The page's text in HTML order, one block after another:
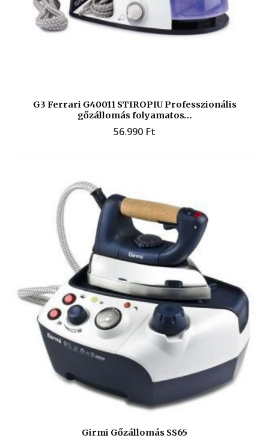
G3 Ferrari G40011 STIROPIU Professzionális
gőzállomás folyamatos…
56.990 Ft
Girmi Gőzállomás SS65